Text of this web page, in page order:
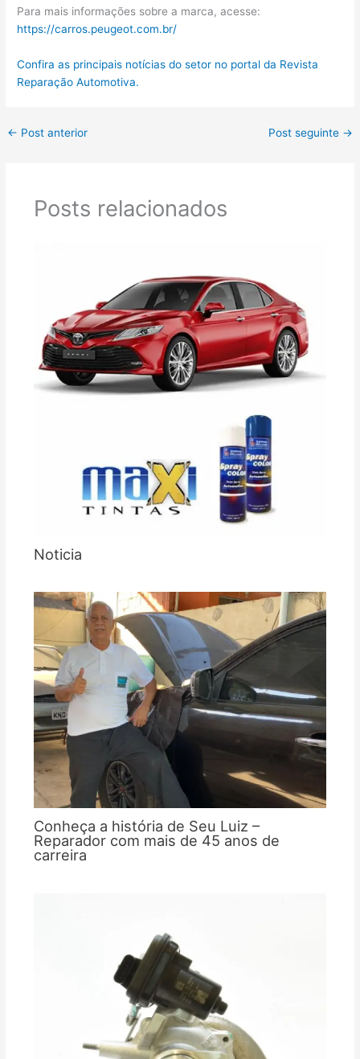
Para mais informações sobre a marca, acesse:
https://carros.peugeot.com.br/
Confira as principais notícias do setor no portal da Revista
Reparação Automotiva.
← Post anterior Post seguinte →
Posts relacionados
Noticia
Conheça a história de Seu Luiz –
Reparador com mais de 45 anos de
carreira